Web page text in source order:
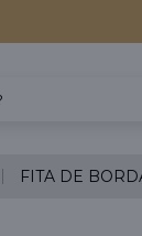
FITA DE